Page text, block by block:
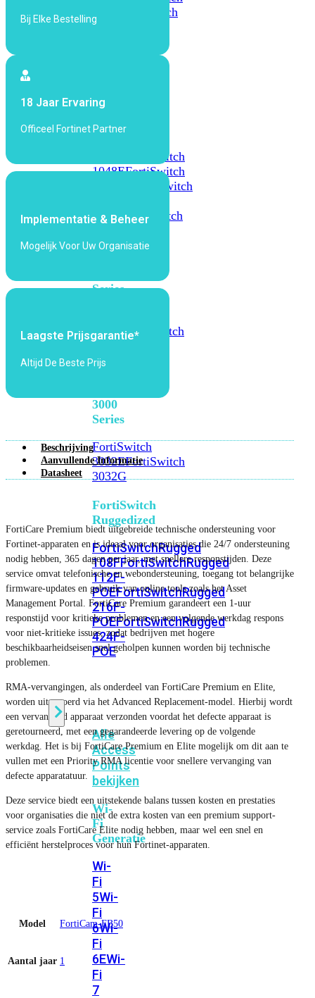
FortiSwitch
648F-
1000
FortiSwitch
1048EFortiSwitch
FortiSwitch
FPOEFortiSwitch
Series
2048FFortiSwitch
2048F-
B2F
3000
Series
FortiSwitch
3032EFortiSwitch
3032G
FortiSwitch
Ruggedized
FortiSwitchRugged
108FFortiSwitchRugged
112F-
POEFortiSwitchRugged
216F-
POEFortiSwitchRugged
424F-
POE
WiFi
Alle
Access
Points
bekijken
Wi-
Fi
Generatie
Wi-
Fi
5Wi-
Fi
6Wi-
Fi
6EWi-
Fi
7
Bij Elke Bestelling
18 Jaar Ervaring
Officeel Fortinet Partner
Implementatie & Beheer
Mogelijk Voor Uw Organisatie
Laagste Prijsgarantie*
Altijd De Beste Prijs
Beschrijving
Aanvullende Informatie
Datasheet
FortiCare Premium biedt uitgebreide technische ondersteuning voor
Fortinet-apparaten en is ideaal voor organisaties die 24/7 ondersteuning
nodig hebben, 365 dagen per jaar, met snellere responstijden. Deze
service omvat telefonische en webondersteuning, toegang tot belangrijke
firmware-updates en gebruik van online tools zoals het Asset
Management Portal. FortiCare Premium garandeert een 1-uur
responstijd voor kritieke problemen en een volgende werkdag respons
voor niet-kritieke issues, zodat bedrijven met hogere
beschikbaarheidseisen snel geholpen kunnen worden bij technische
problemen.
RMA-vervangingen, als onderdeel van FortiCare Premium en Elite,
worden uitgevoerd via het Advanced Replacement-model. Hierbij wordt
een vervangend apparaat verzonden voordat het defecte apparaat is
geretourneerd, met een gegarandeerde levering op de volgende
werkdag. Het is bij FortiCare Premium en Elite mogelijk om dit aan te
vullen met een Priority RMA licentie voor snellere vervanging van
defecte apparatatuur.
Deze service biedt een uitstekende balans tussen kosten en prestaties
voor organisaties die niet de extra kosten van een premium support-
service zoals FortiCare Elite nodig hebben, maar wel een snel en
efficiënt herstelproces voor hun Fortinet-apparaten.
Model FortiCam-FB50
Aantal jaar 1